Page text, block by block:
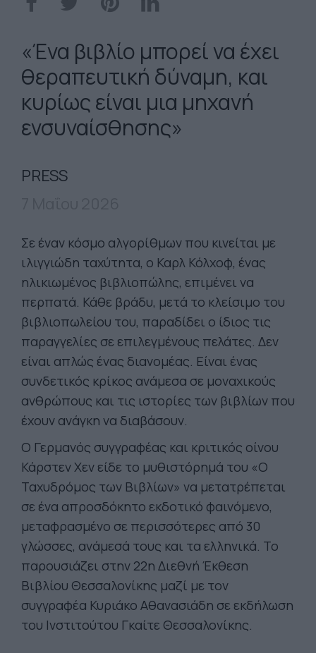
«Ένα βιβλίο μπορεί να έχει
θεραπευτική δύναμη, και
κυρίως είναι μια μηχανή
ενσυναίσθησης»
PRESS
Σε έναν κόσμο αλγορίθμων που κινείται με
ιλιγγιώδη ταχύτητα, ο Καρλ Κόλχοφ, ένας
ηλικιωμένος βιβλιοπώλης, επιμένει να
περπατά. Κάθε βράδυ, μετά το κλείσιμο του
βιβλιοπωλείου του, παραδίδει ο ίδιος τις
παραγγελίες σε επιλεγμένους πελάτες. Δεν
είναι απλώς ένας διανομέας. Είναι ένας
συνδετικός κρίκος ανάμεσα σε μοναχικούς
ανθρώπους και τις ιστορίες των βιβλίων που
έχουν ανάγκη να διαβάσουν.
Ο Γερμανός συγγραφέας και κριτικός οίνου
Κάρστεν Χεν είδε το μυθιστόρημά του «Ο
Ταχυδρόμος των Βιβλίων» να μετατρέπεται
σε ένα απροσδόκητο εκδοτικό φαινόμενο,
μεταφρασμένο σε περισσότερες από 30
γλώσσες, ανάμεσά τους και τα ελληνικά. Το
παρουσιάζει στην 22η Διεθνή Έκθεση
Βιβλίου Θεσσαλονίκης μαζί με τον
συγγραφέα Κυριάκο Αθανασιάδη σε εκδήλωση
του Ινστιτούτου Γκαίτε Θεσσαλονίκης.